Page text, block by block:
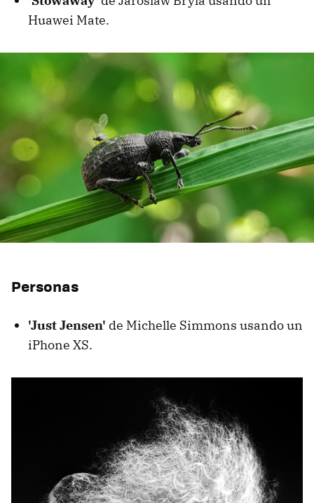
Huawei Mate.
Personas
'Just Jensen' de Michelle Simmons usando un
iPhone XS.